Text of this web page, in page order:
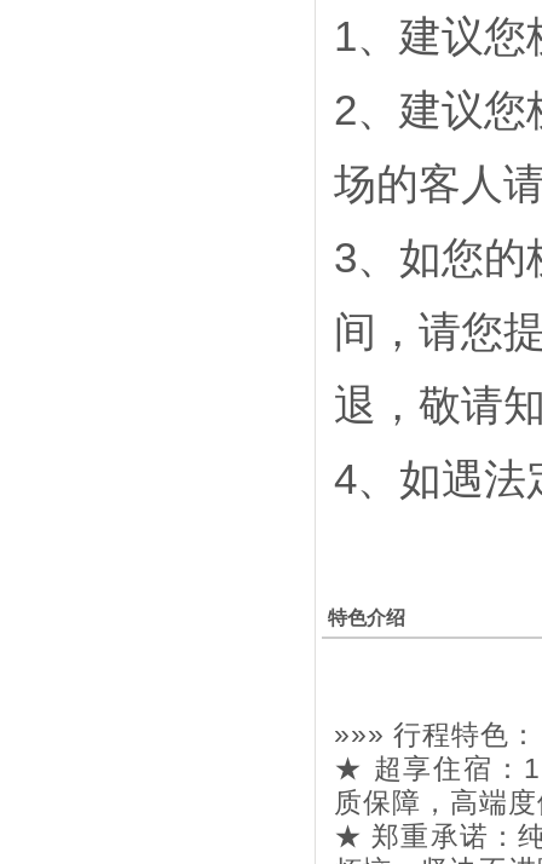
1、建议您
2、建议您
场的客人
3、如您的
间，请您
退，敬请
4、如遇法
特色介绍
»»» 行程特色：
★ 超享住宿：
质保障，高端
★ 郑重承诺：